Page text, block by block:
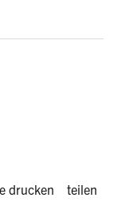
Seite
drucken teilen